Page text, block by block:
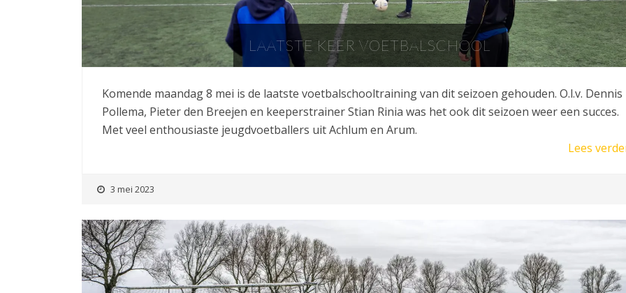
LAATSTE KEER VOETBALSCHOOL
Komende maandag 8 mei is de laatste voetbalschooltraining van dit seizoen gehouden. O.l.v. Dennis
Pollema, Pieter den Breejen en keeperstrainer Stian Rinia was het ook dit seizoen weer een succes.
Met veel enthousiaste jeugdvoetballers uit Achlum en Arum.
Lees
3 mei 2023